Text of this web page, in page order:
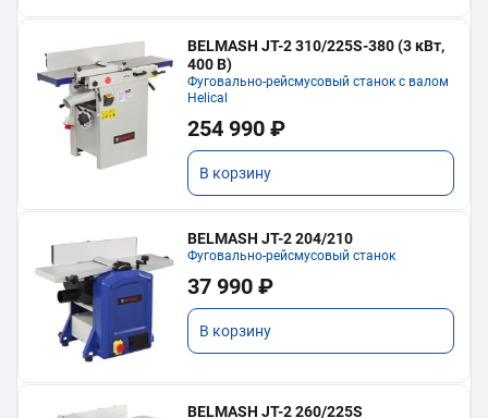
BELMASH JT-2 310/225S-380 (3 кВт,
400 В)
Фуговально-рейсмусовый станок с валом
Helical
254 990 ₽
В корзину
BELMASH JT-2 204/210
Фуговально-рейсмусовый станок
37 990 ₽
В корзину
BELMASH JT-2 260/225S